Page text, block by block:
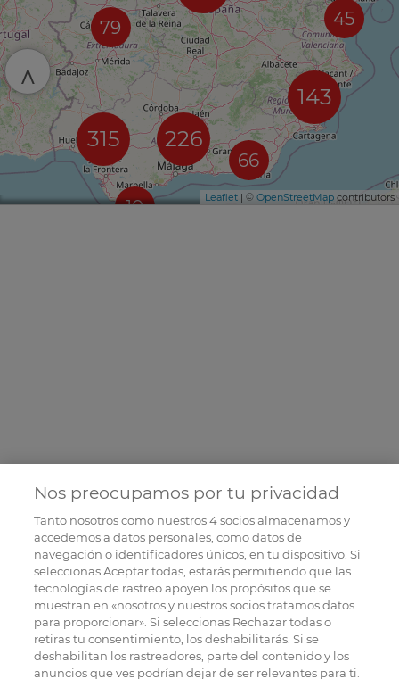
79
10
226
315
66
45
143
Leaflet | © OpenStreetMap contributors
^
Nos preocupamos por tu privacidad
Tanto nosotros como nuestros4socios almacenamos y
accedemos a datos personales, como datos de
navegación o identificadores únicos, en tu dispositivo. Si
seleccionas Aceptar todas, estarás permitiendo que las
tecnologías de rastreo apoyen los propósitos que se
muestran en «nosotros y nuestros socios tratamos datos
para proporcionar». Si seleccionas Rechazar todas o
retiras tu consentimiento, los deshabilitarás. Si se
deshabilitan los rastreadores, parte del contenido y los
anuncios que ves podrían dejar de ser relevantes para ti.